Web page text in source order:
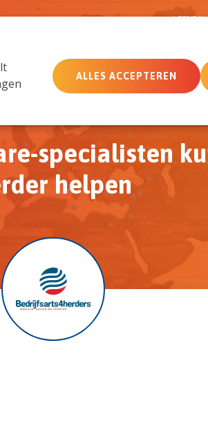
ALLES ACCEPTEREN
MemberCare Netwerk
AGENDA
specialisten
helpen